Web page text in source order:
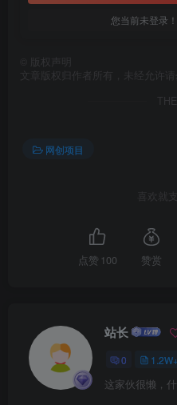
您当前未登录
版权声明
文章版权归作者所有，未经允许请
网创项目
喜欢就
点赞 100 赞赏
站长
0
这家伙很懒，